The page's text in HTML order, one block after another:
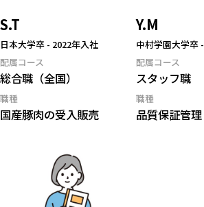
S.T
日本大学卒 - 2022年入社
配属コース
総合職（全国）
職種
国産豚肉の受入販売
Y.M
中村学園大学卒 -
配属コース
スタッフ職
職種
品質保証管理